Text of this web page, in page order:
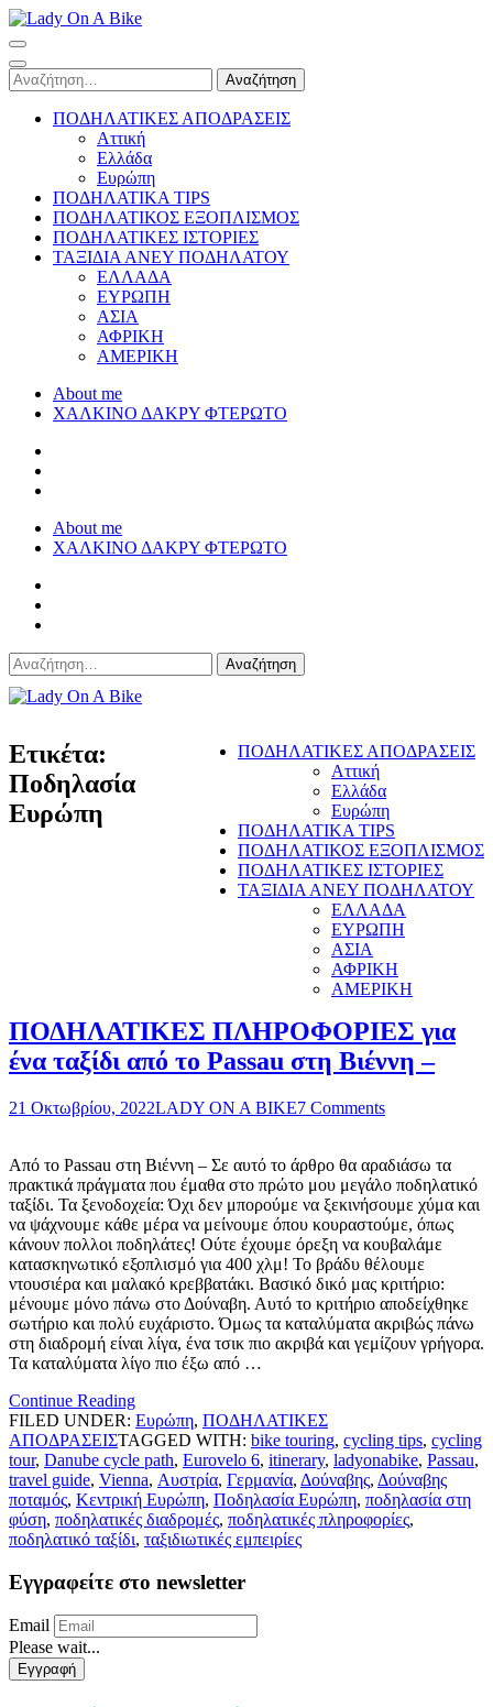
Skip
to
content
(Press
Enter)
Αναζήτηση
για:
ΠΟΔΗΛΑΤΙΚΕΣ ΑΠΟΔΡΑΣΕΙΣ
Αττική
Ελλάδα
Ευρώπη
ΠΟΔΗΛΑΤΙΚΑ TIPS
ΠΟΔΗΛΑΤΙΚΟΣ ΕΞΟΠΛΙΣΜΟΣ
ΠΟΔΗΛΑΤΙΚΕΣ ΙΣΤΟΡΙΕΣ
ΤΑΞΙΔΙΑ ΑΝΕΥ ΠΟΔΗΛΑΤΟΥ
ΕΛΛΑΔΑ
ΕΥΡΩΠΗ
ΑΣΙΑ
ΑΦΡΙΚΗ
ΑΜΕΡΙΚΗ
About me
ΧΑΛΚΙΝΟ ΔΑΚΡΥ ΦΤΕΡΩΤΟ
About me
ΧΑΛΚΙΝΟ ΔΑΚΡΥ ΦΤΕΡΩΤΟ
Αναζήτηση
για:
ΠΟΔΗΛΑΤΙΚΕΣ ΑΠΟΔΡΑΣΕΙΣ
Αττική
Ελλάδα
Ευρώπη
ΠΟΔΗΛΑΤΙΚΑ TIPS
ΠΟΔΗΛΑΤΙΚΟΣ ΕΞΟΠΛΙΣΜΟΣ
ΠΟΔΗΛΑΤΙΚΕΣ ΙΣΤΟΡΙΕΣ
ΤΑΞΙΔΙΑ ΑΝΕΥ ΠΟΔΗΛΑΤΟΥ
ΕΛΛΑΔΑ
ΕΥΡΩΠΗ
ΑΣΙΑ
ΑΦΡΙΚΗ
ΑΜΕΡΙΚΗ
Ετικέτα:
Ποδηλασία
Ευρώπη
ΠΟΔΗΛΑΤΙΚΕΣ ΠΛΗΡΟΦΟΡΙΕΣ για
ένα ταξίδι από το Passau στη Βιέννη –
21 Οκτωβρίου, 2022LADY ON A BIKE7 Comments
Από το Passau στη Βιέννη – Σε αυτό το άρθρο θα αραδιάσω τα
πρακτικά πράγματα που έμαθα στο πρώτο μου μεγάλο ποδηλατικό
ταξίδι. Τα ξενοδοχεία: Όχι δεν μπορούμε να ξεκινήσουμε χύμα και
να ψάχνουμε κάθε μέρα να μείνουμε όπου κουραστούμε, όπως
κάνουν πολλοι ποδηλάτες! Ούτε έχουμε όρεξη να κουβαλάμε
κατασκηνωτικό εξοπλισμό για 400 χλμ! Το βράδυ θέλουμε
ντουσιέρα και μαλακό κρεββατάκι. Βασικό δικό μας κριτήριο:
μένουμε μόνο πάνω στο Δούναβη. Αυτό το κριτήριο αποδείχθηκε
σωτήριο και πολύ ευχάριστο. Όμως τα καταλύματα ακριβώς πάνω
στη διαδρομή είναι λίγα, ένα τσικ πιο ακριβά και γεμίζουν γρήγορα.
Τα καταλύματα λίγο πιο έξω από …
Continue Reading
FILED UNDER: Ευρώπη, ΠΟΔΗΛΑΤΙΚΕΣ
ΑΠΟΔΡΑΣΕΙΣTAGGED WITH: bike touring, cycling tips, cycling
tour, Danube cycle path, Eurovelo 6, itinerary, ladyonabike, Passau,
travel guide, Vienna, Αυστρία, Γερμανία, Δούναβης, Δούναβης
ποταμός, Κεντρική Ευρώπη, Ποδηλασία Ευρώπη, ποδηλασία στη
φύση, ποδηλατικές διαδρομές, ποδηλατικές πληροφορίες,
ποδηλατικό ταξίδι, ταξιδιωτικές εμπειρίες
Εγγραφείτε στο newsletter
Email
Please wait...
Εγγραφή